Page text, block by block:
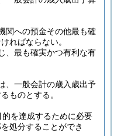
関への預金その他最も確
ればならない。
、最も確実かつ有利な有
、一般会計の歳入歳出予
ものとする。
的を達成するために必要
処分することができ